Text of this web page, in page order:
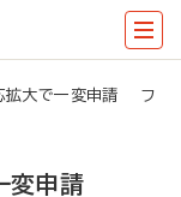
拡大で一変申請 フ
変申請